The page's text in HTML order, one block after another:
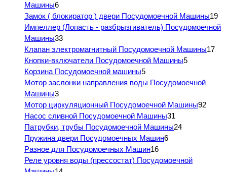
Машины6
Замок ( блокиратор ) двери Посудомоечной Машины19
Импеллер (Лопасть - разбрызгиватель) Посудомоечной
Машины33
Клапан электромагнитный Посудомоечной Машины17
Кнопки-включатели Посудомоечной Машины5
Корзина Посудомоечной машины5
Мотор заслонки направления воды Посудомоечной
Машины3
Мотор циркуляционный Посудомоечной Машины92
Насос сливной Посудомоечной Машины31
Патрубки, трубы Посудомоечной Машины24
Пружина двери Посудомоечных Машин6
Разное для Посудомоечных Машин16
Реле уровня воды (прессостат) Посудомоечной